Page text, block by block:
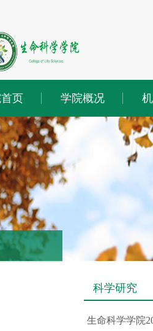
页 学院概况
科学研究
生命科学学院